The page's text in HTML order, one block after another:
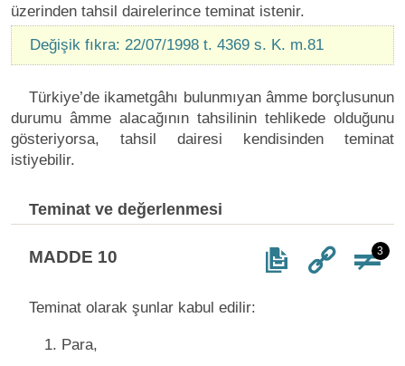
üzerinden tahsil dairelerince teminat istenir.
Değişik fıkra: 22/07/1998 t. 4369 s. K. m.81
Türkiye’de ikametgâhı bulunmıyan âmme borçlusunun
durumu âmme alacağının tahsilinin tehlikede olduğunu
gösteriyorsa, tahsil dairesi kendisinden teminat
istiyebilir.
Teminat ve değerlenmesi
MADDE 10 3
Teminat olarak şunlar kabul edilir:
1. Para,